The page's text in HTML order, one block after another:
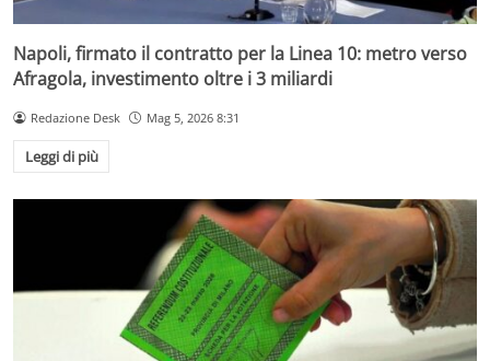
Napoli, firmato il contratto per la Linea 10: metro verso
Afragola, investimento oltre i 3 miliardi
Redazione Desk Mag 5, 2026 8:31
Leggi di più